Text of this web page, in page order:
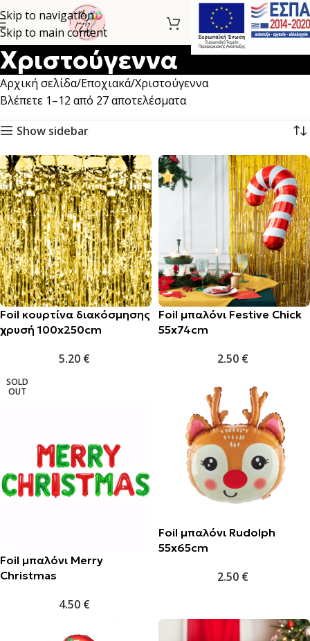
Skip to navigation
Skip to main content
Χριστούγεννα
Αρχική σελίδα Εποχιακά Χριστούγεννα
Βλέπετε 1–12 από 27 αποτελέσματα
Show sidebar
Foil κουρτίνα διακόσμησης
χρυσή 100x250cm
5.20 €
Foil μπαλόνι Festive Chick
55x74cm
2.50 €
SOLD
OUT
Foil μπαλόνι Merry
Christmas
4.50 €
Foil μπαλόνι Rudolph
55x65cm
2.50 €